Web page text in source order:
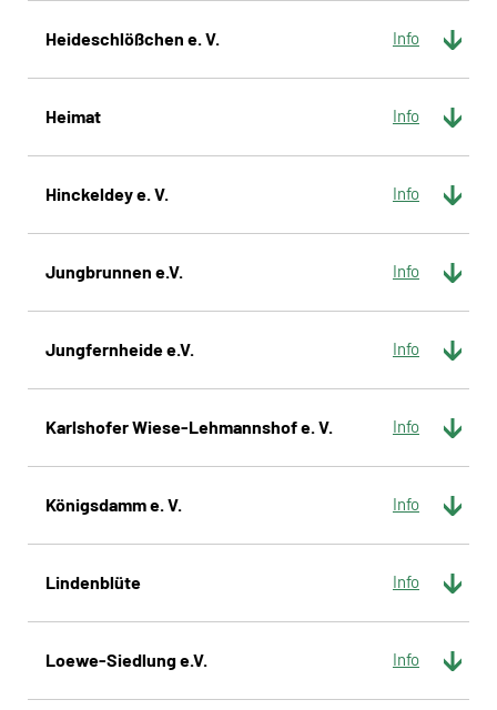
Heideschlößchen e. V.
Heimat
Hinckeldey e. V.
Jungbrunnen e.V.
Jungfernheide e.V.
Karlshofer Wiese-Lehmannshof e. V.
Königsdamm e. V.
Lindenblüte
Loewe-Siedlung e.V.